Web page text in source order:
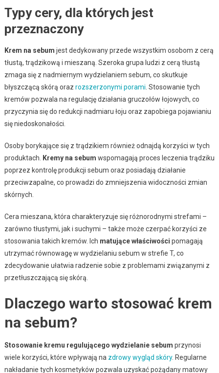
Typy cery, dla których jest
przeznaczony
Krem na sebum jest dedykowany przede wszystkim osobom z cerą
tłustą, trądzikową i mieszaną. Szeroka grupa ludzi z cerą tłustą
zmaga się z nadmiernym wydzielaniem sebum, co skutkuje
błyszczącą skórą oraz rozszerzonymi porami . Stosowanie tych
kremów pozwala na regulację działania gruczołów łojowych, co
przyczynia się do redukcji nadmiaru łoju oraz zapobiega pojawianiu
się niedoskonałości.
Osoby borykające się z trądzikiem również odnajdą korzyści w tych
produktach.
Kremy na sebum wspomagają proces leczenia trądziku
poprzez kontrolę produkcji sebum oraz posiadają działanie
przeciwzapalne, co prowadzi do zmniejszenia widoczności zmian
skórnych.
Cera mieszana, która charakteryzuje się różnorodnymi strefami –
zarówno tłustymi, jak i suchymi – także może czerpać korzyści ze
stosowania takich kremów. Ich matujące właściwości pomagają
utrzymać równowagę w wydzielaniu sebum w strefie T, co
zdecydowanie ułatwia radzenie sobie z problemami związanymi z
przetłuszczającą się skórą.
Dlaczego warto stosować krem
na sebum?
Stosowanie kremu regulującego wydzielanie sebum przynosi
wiele korzyści, które wpływają na zdrowy wygląd skóry. Regularne
nakładanie tych kosmetyków pozwala uzyskać pożądany matowy